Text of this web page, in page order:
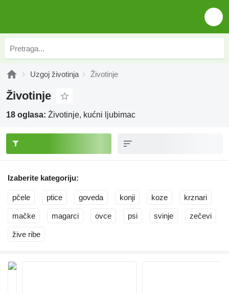
Uzgoj životinja Životinje
Životinje
18 oglasa: Životinje, kućni ljubimac
Izaberite kategoriju:
pčele ptice goveda konji koze krznari
mačke magarci ovce psi svinje zečevi
žive ribe